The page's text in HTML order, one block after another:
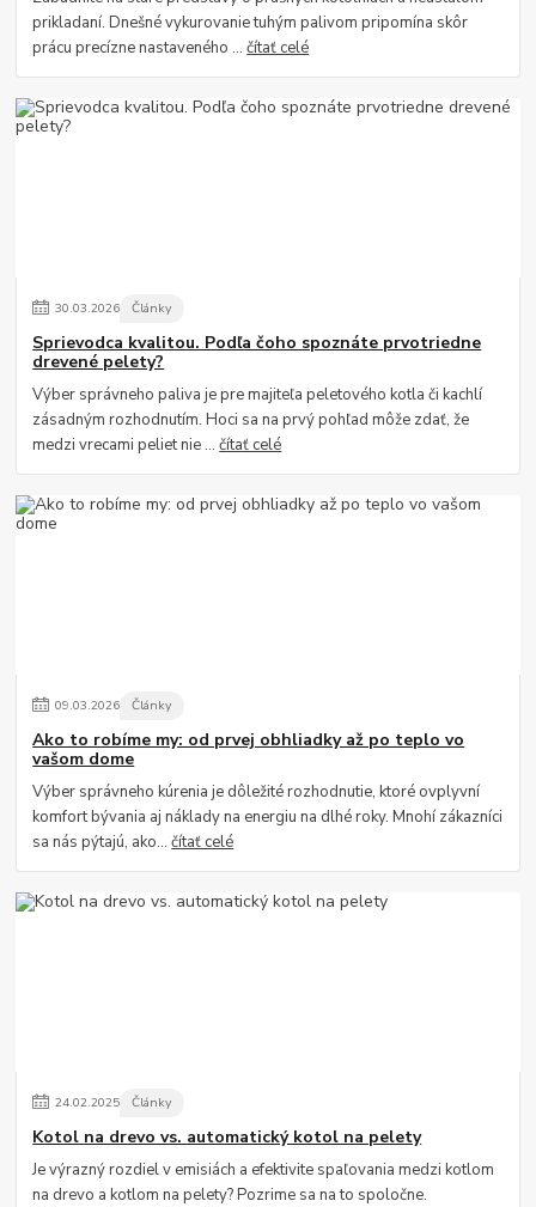
prikladaní. Dnešné vykurovanie tuhým palivom pripomína skôr
prácu precízne nastaveného ...čítať celé
30.03.2026 Články
Sprievodca kvalitou. Podľa čoho spoznáte prvotriedne
drevené pelety?
Výber správneho paliva je pre majiteľa peletového kotla či kachlí
zásadným rozhodnutím. Hoci sa na prvý pohľad môže zdať, že
medzi vrecami peliet nie ...čítať celé
09.03.2026 Články
Ako to robíme my: od prvej obhliadky až po teplo vo
vašom dome
Výber správneho kúrenia je dôležité rozhodnutie, ktoré ovplyvní
komfort bývania aj náklady na energiu na dlhé roky. Mnohí zákazníci
sa nás pýtajú, ako...čítať celé
24.02.2025 Články
Kotol na drevo vs. automatický kotol na pelety
Je výrazný rozdiel v emisiách a efektivite spaľovania medzi kotlom
na drevo a kotlom na pelety? Pozrime sa na to spoločne.